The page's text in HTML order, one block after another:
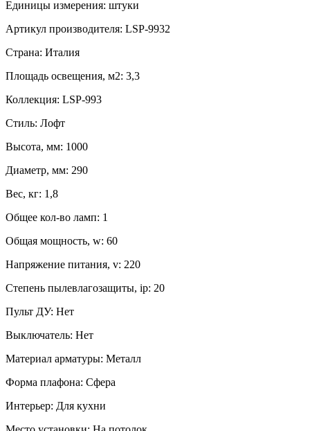
Единицы измерения: штуки
Артикул производителя: LSP-9932
Страна: Италия
Площадь освещения, м2: 3,3
Коллекция: LSP-993
Стиль: Лофт
Высота, мм: 1000
Диаметр, мм: 290
Вес, кг: 1,8
Общее кол-во ламп: 1
Общая мощность, w: 60
Напряжение питания, v: 220
Степень пылевлагозащиты, ip: 20
Пульт ДУ: Нет
Выключатель: Нет
Материал арматуры: Металл
Форма плафона: Сфера
Интерьер: Для кухни